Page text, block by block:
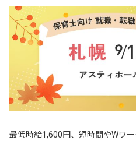
最低時給1,600円、短時間やWワー